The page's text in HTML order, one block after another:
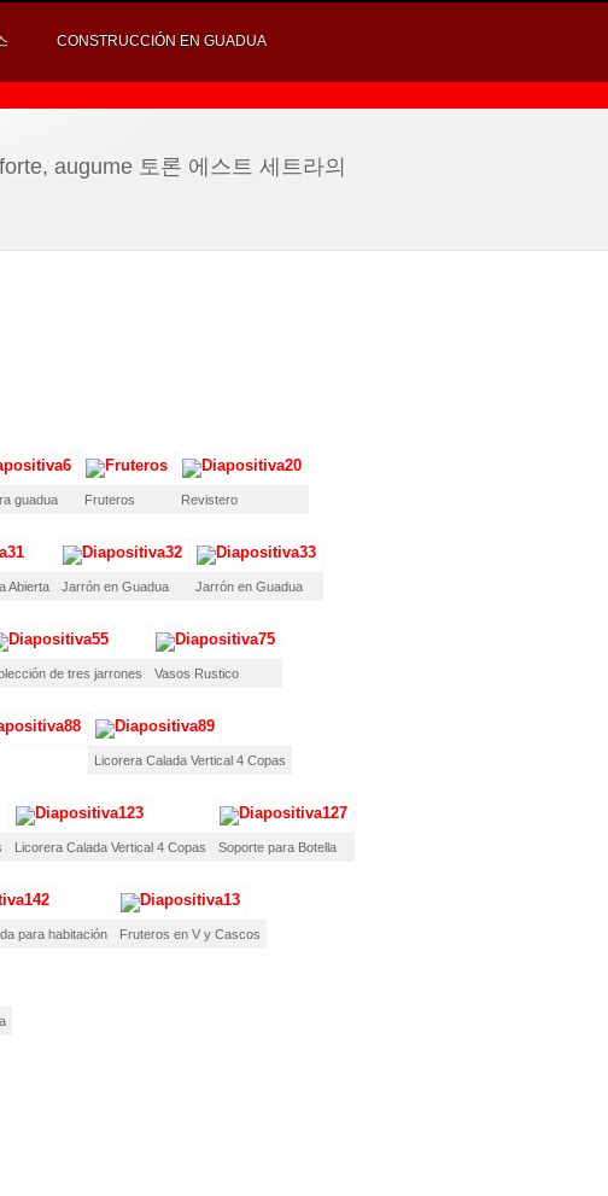
CONSTRUCCIÓN EN GUADUA
augume 토론 에스트 세트라의
guadua Fruteros Revistero
Abierta Jarrón en Guadua Jarrón en Guadua
de tres jarrones Vasos Rustico
Licorera Calada Vertical 4 Copas
Licorera Calada Vertical 4 Copas Soporte para Botella
para habitación Fruteros en V y Cascos